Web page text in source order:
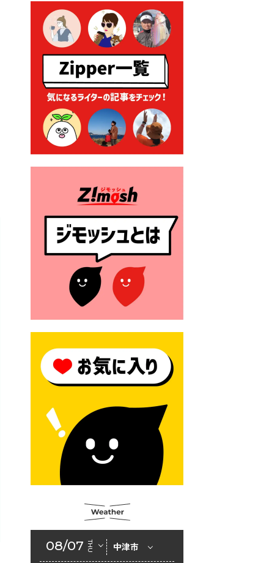
2026年7月9日 クラウドファ
ンディング型ふるさと納税の
実施について
2026年7月9日 農地法等に係
る各種申請に係る登記事項証
明書の添付省略について
2026年7月9日 廃食用油の回
収
2026年7月7日 「おゆずりコ
2026年7月1日 豊前市民プール
一般開放
2026年7月1日 「豊前市定住促
進奨励金」が始まります！
（令和８年４月１日施行）
2026年6月25日 指定ごみ袋価
格改定
2026年6月23日 公告一覧（市
市佐野・則尾育英会奨学生募
集の「てびき」
2026年6月18日 セアカゴケグ
モにご注意ください！
2026年6月17日 クーリングシ
ェルターの指定
センサス-活動調査
回定例会「一般質問一覧表」
08/07 THU 中津市